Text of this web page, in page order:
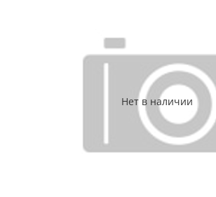
Нет в наличии